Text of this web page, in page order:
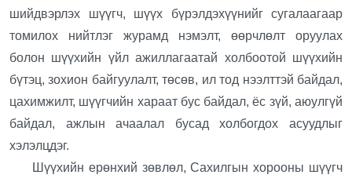
шийдвэрлэх шүүгч, шүүх бүрэлдэхүүнийг сугалаагаар
томилох нийтлэг журамд нэмэлт, өөрчлөлт оруулах
болон шүүхийн үйл ажиллагаатай холбоотой шүүхийн
бүтэц, зохион байгуулалт, төсөв, ил тод нээлттэй байдал,
цахимжилт, шүүгчийн хараат бус байдал, ёс зүй, аюулгүй
байдал, ажлын ачаалал бусад холбогдох асуудлыг
хэлэлцдэг.
Шүүхийн ерөнхий зөвлөл, Сахилгын хорооны шүүгч